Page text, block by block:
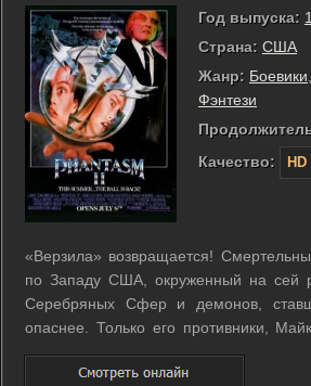
Год выпуска:
Страна: США
Жанр: Боевики,
Фэнтези
Качество:
«Верзила» возвращается!
по Западу США, окруженный на сей
Серебряных Сфер и демонов,
опаснее. Только его противники,
сполна оценить угрозу, исходящую от
Приняв в свою команду ясновидящую